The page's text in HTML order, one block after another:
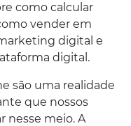
como calcular
vender em
digital e
digital.
são uma realidade
que nossos
nesse meio. A